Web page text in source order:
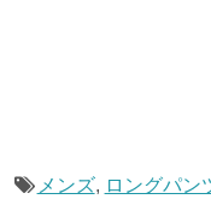
メンズ, ロングパン